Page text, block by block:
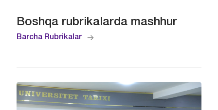
Boshqa rubrikalarda mashhur
Barcha Rubrikalar